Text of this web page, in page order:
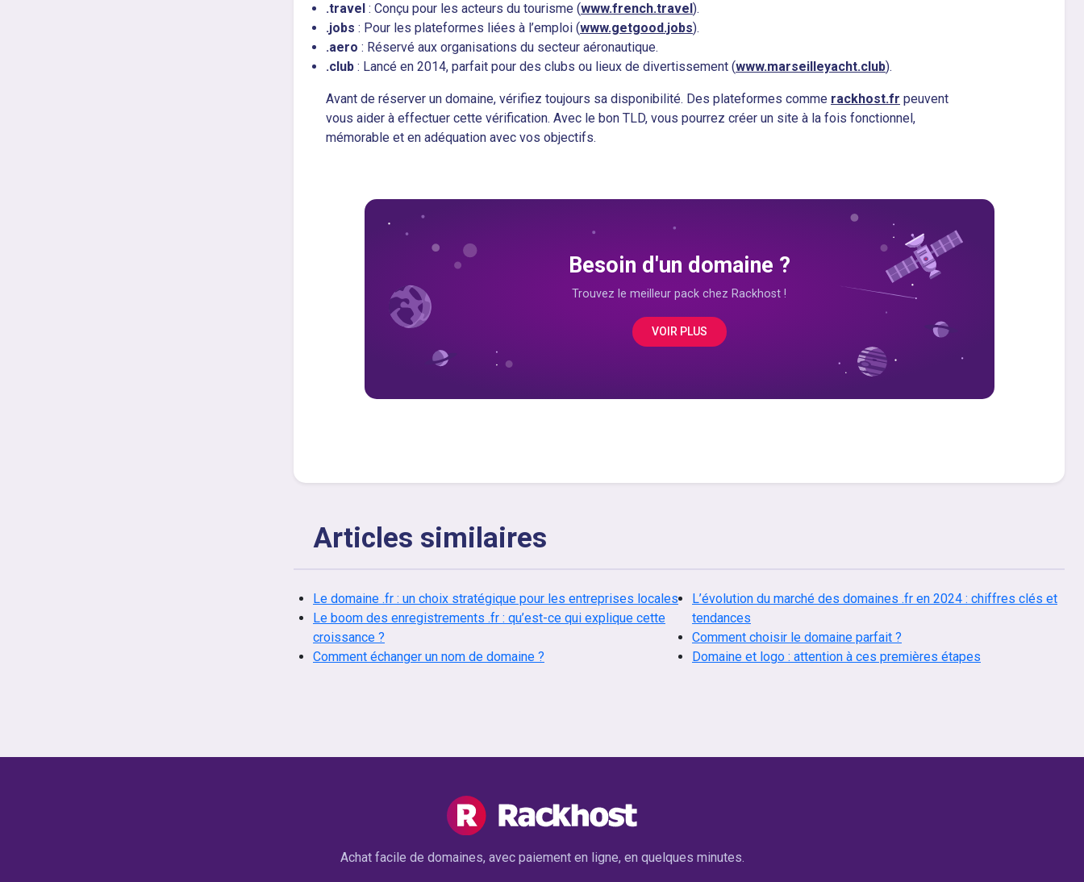
.travel : Conçu pour les acteurs du tourisme (www.french.travel).
.jobs : Pour les plateformes liées à l’emploi (www.getgood.jobs).
.aero : Réservé aux organisations du secteur aéronautique.
.club : Lancé en 2014, parfait pour des clubs ou lieux de divertissement (www.marseilleyacht.club).
Avant de réserver un domaine, vérifiez toujours sa disponibilité. Des plateformes comme rackhost.fr peuvent
vous aider à effectuer cette vérification. Avec le bon TLD, vous pourrez créer un site à la fois fonctionnel,
mémorable et en adéquation avec vos objectifs.
Besoin d'un domaine ?
Trouvez le meilleur pack chez Rackhost !
VOIR PLUS
Articles similaires
Le domaine .fr : un choix stratégique pour les entreprises locales
Le boom des enregistrements .fr : qu’est-ce qui explique cette
croissance ?
Comment échanger un nom de domaine ?
L’évolution du marché des domaines .fr en 2024 : chiffres clés et
tendances
Comment choisir le domaine parfait ?
Domaine et logo : attention à ces premières étapes
Achat facile de domaines, avec paiement en ligne, en quelques minutes.